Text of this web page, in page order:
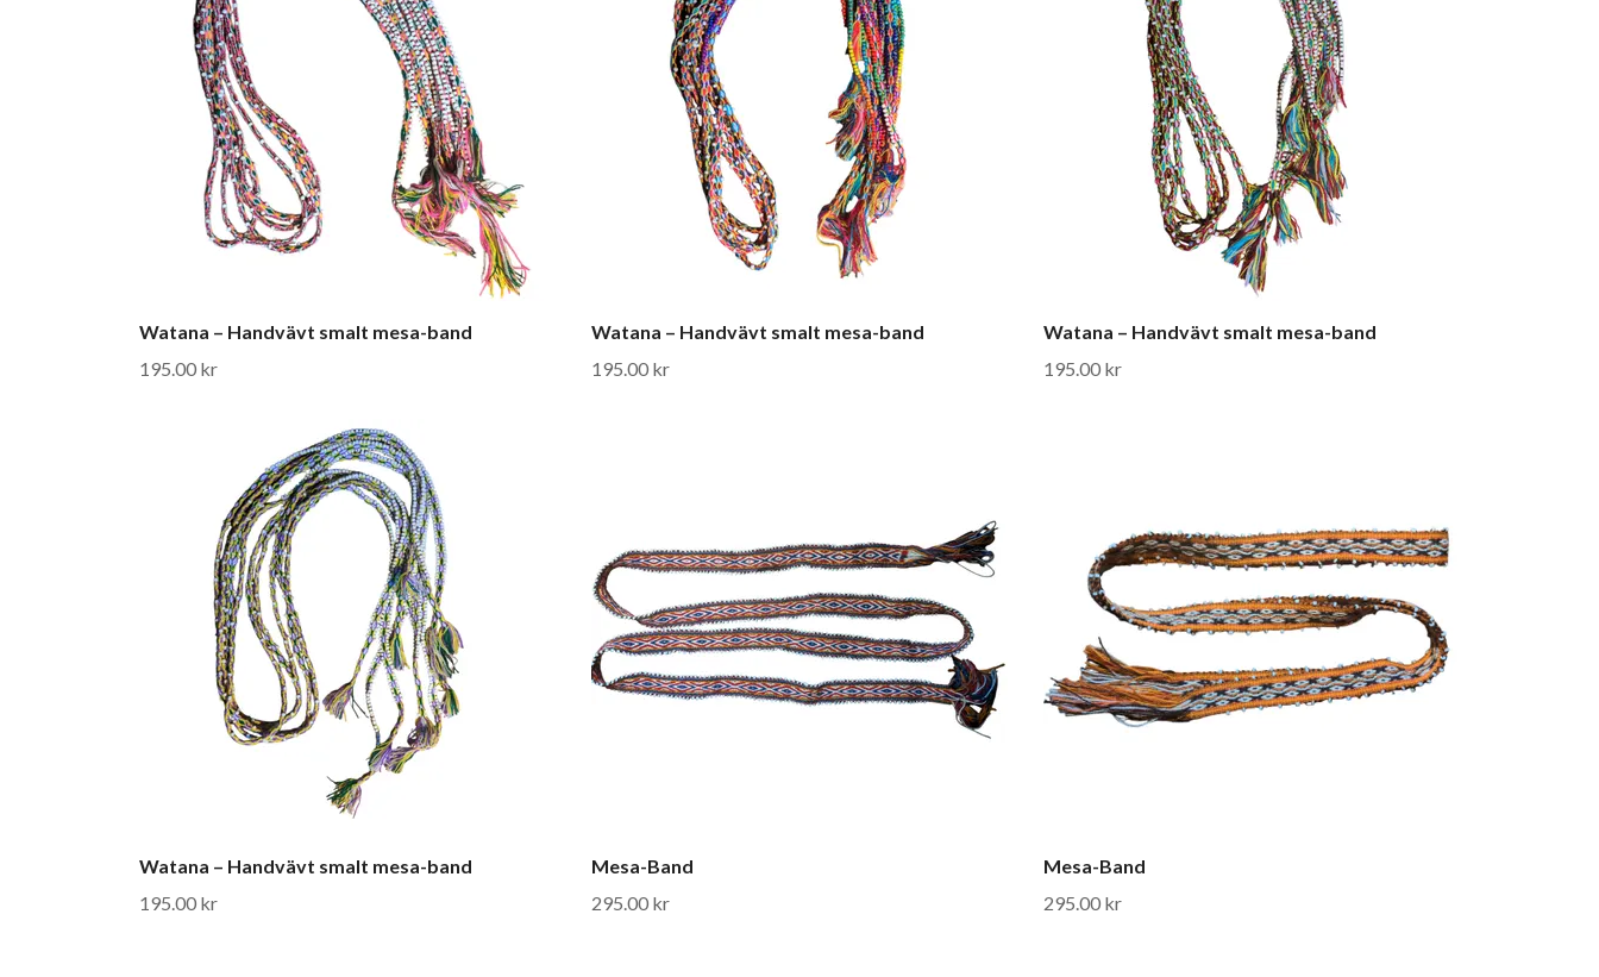
Watana – Handvävt smalt mesa-band
195.00 kr
Watana – Handvävt smalt mesa-band
195.00 kr
Watana – Handvävt smalt mesa-band
195.00 kr
Watana – Handvävt smalt mesa-band
195.00 kr
Mesa-Band
295.00 kr
Mesa-Band
295.00 kr